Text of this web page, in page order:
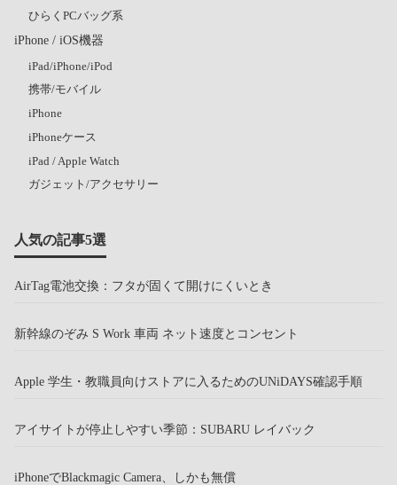
ひらくPCバッグ系
iPhone / iOS機器
iPad/iPhone/iPod
携帯/モバイル
iPhone
iPhoneケース
iPad / Apple Watch
ガジェット/アクセサリー
人気の記事5選
AirTag電池交換：フタが固くて開けにくいとき
新幹線のぞみ S Work 車両 ネット速度とコンセント
Apple 学生・教職員向けストアに入るためのUNiDAYS確認手順
アイサイトが停止しやすい季節：SUBARU レイバック
iPhoneでBlackmagic Camera、しかも無償